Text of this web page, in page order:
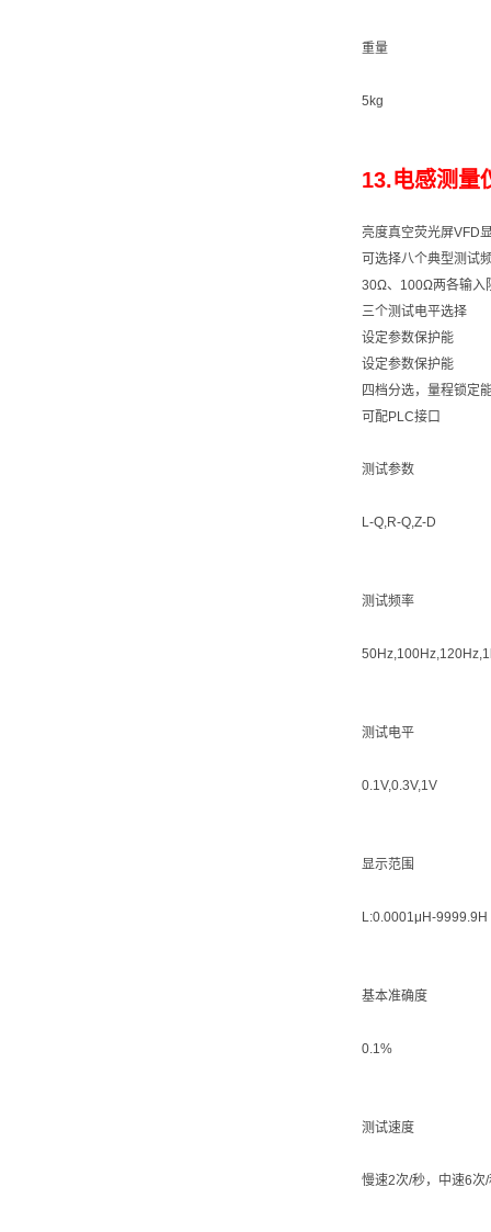
重量
5kg
13.电感测量
亮度真空荧光屏VFD
可选择八个典型测试
30Ω、100Ω两各输入
三个测试电平选择
设定参数保护能
设定参数保护能
四档分选，量程锁定
可配PLC接口
测试参数
L-Q,R-Q,Z-D
测试频率
测试电平
0.1V,0.3V,1V
显示范围
L:0.0001μH-
基本准确度
0.1%
测试速度
慢速2次/秒，中速6次